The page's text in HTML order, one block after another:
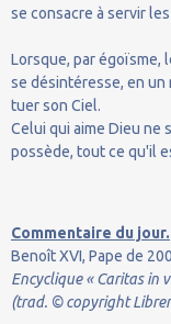
se consacre à servir
Lorsque, par égoïsme,
se désintéresse, en
tuer son Ciel.
Celui qui aime Dieu ne
possède, tout ce qu'il
Commentaire du jour.
Benoît XVI, Pape de
Encyclique « Caritas in
(trad. © copyright